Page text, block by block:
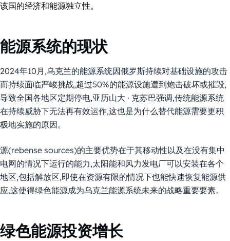
该国的经济和能源独立性。
能源系统的现状
2024年10月,乌克兰的能源系统因俄罗斯持续对基础设施的攻击
而持续面临严峻挑战,超过50%的能源设施遭到炮击破坏或摧毁,
导致全国各地区定期停电,亚历山大 · 克苏巴强调,传统能源系统
在持续威胁下无法再有效运作,这也是为什么替代能源需要更积
极地实施的原因。
源(rebense sources)的主要优势在于其移动性以及在没有集中
电网的情况下运行的能力,太阳能和风力发电厂可以安装在各个
地区,包括解放区,即使在资源有限的情况下也能快速恢复能源供
应,这使得绿色能源成为乌克兰能源系统未来的战略重要要素。
绿色能源投资增长